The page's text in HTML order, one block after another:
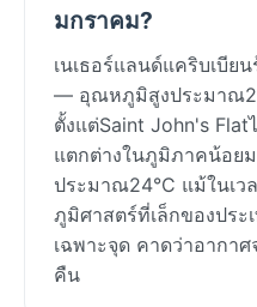
มกราคม?
เนเธอร์แลนด์แคริบเบีย
— อุณหภูมิสูงประมาณ
ตั้งแต่Saint John's Flat
แตกต่างในภูมิภาคน้อย
ประมาณ24°C แม้ในเ
ภูมิศาสตร์ที่เล็กของปร
เฉพาะจุด คาดว่าอากา
คืน